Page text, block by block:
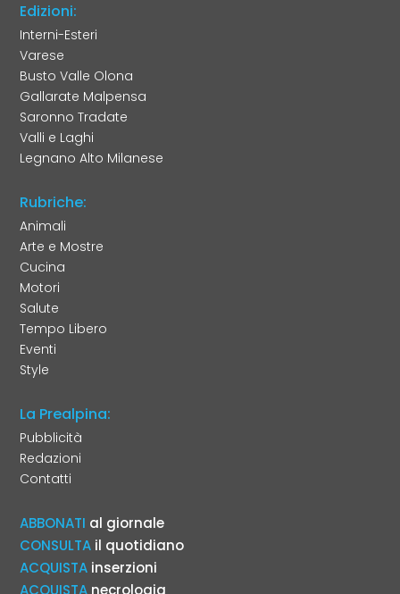
Edizioni:
Interni-Esteri
Varese
Busto Valle Olona
Gallarate Malpensa
Saronno Tradate
Valli e Laghi
Legnano Alto Milanese
Rubriche:
Animali
Arte e Mostre
Cucina
Motori
Salute
Tempo Libero
Eventi
Style
La Prealpina:
Pubblicità
Redazioni
Contatti
ABBONATI al giornale
CONSULTA il quotidiano
ACQUISTA inserzioni
ACQUISTA necrologia